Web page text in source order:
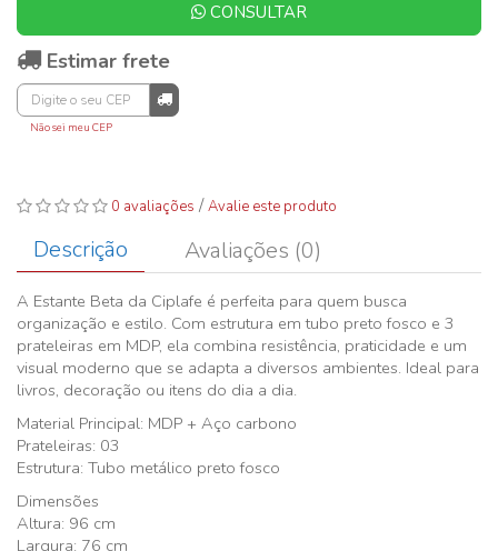
CONSULTAR
Estimar frete
Não sei meu CEP
0 avaliações /Avalie este produto
Descrição Avaliações (0)
A Estante Beta da Ciplafe é perfeita para quem busca
organização e estilo. Com estrutura em tubo preto fosco e 3
prateleiras em MDP, ela combina resistência, praticidade e um
visual moderno que se adapta a diversos ambientes. Ideal para
livros, decoração ou itens do dia a dia.
Material Principal: MDP + Aço carbono
Prateleiras: 03
Estrutura: Tubo metálico preto fosco
Dimensões
Altura: 96 cm
Largura: 76 cm